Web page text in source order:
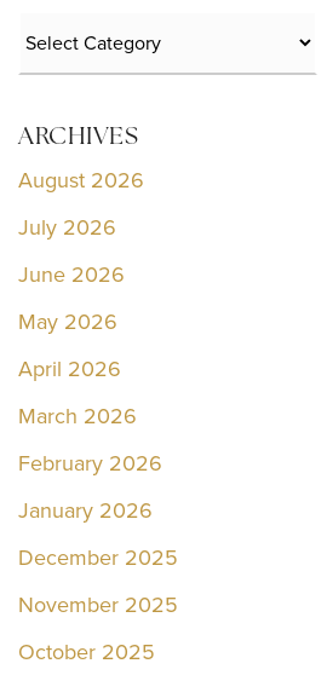
ARCHIVES
August 2026
July 2026
June 2026
May 2026
April 2026
March 2026
February 2026
January 2026
December 2025
November 2025
October 2025